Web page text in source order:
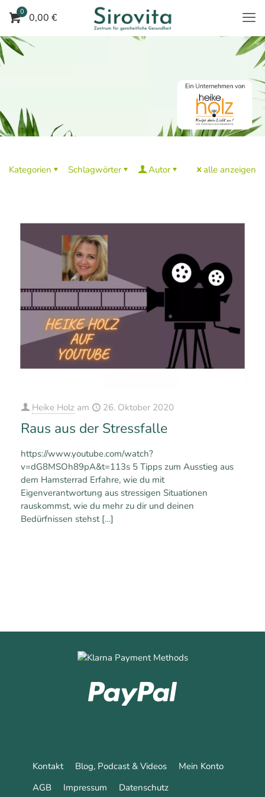
0 0,00 €
Kategorien Schlagwörter Autor alle anzeigen
Heike Holz am 26. Oktober 2020
Raus aus der Stressfalle
https://www.youtube.com/watch?
v=dG8MSOh89pA&t=113s 5 Tipps zum Ausstieg aus
dem Hamsterrad Erfahre, wie du mit
Eigenverantwortung aus stressigen Situationen
rauskommst, wie du mehr zu dir und deinen
Bedürfnissen stehst[…]
Kontakt Blog, Podcast & Videos
Mein Konto
AGB
Impressum Datenschutz